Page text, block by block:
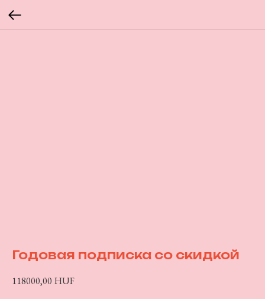
Годовая подписка со скидкой
118000,00 HUF